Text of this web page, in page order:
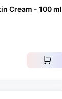
Cream - 100 ml
shopping_cart